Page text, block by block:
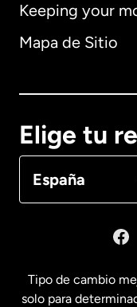
Keeping your
Mapa de Sitio
Elige tu
España
Alemania
Tipo de cambio
solo para